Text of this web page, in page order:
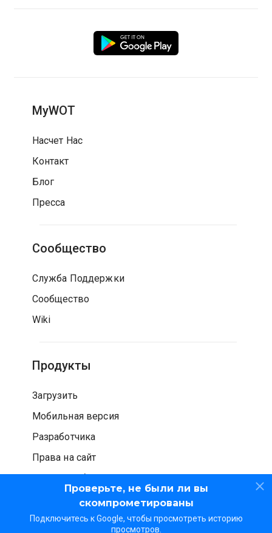
Проверьте, не были ли вы
скомпрометированы
Подключитесь к Google, чтобы просмотреть историю
просмотров.
MyWOT
Насчет Нас
Контакт
Блог
Пресса
Сообщество
Служба Поддержки
Сообщество
Wiki
Продукты
Загрузить
Мобильная версия
Разработчика
Права на сайт
Проверка безопасности